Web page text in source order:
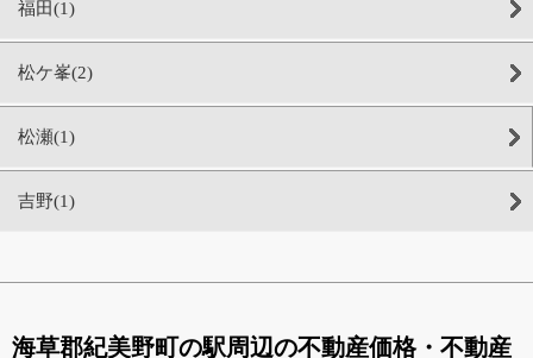
福田(1)
松ケ峯(2)
松瀬(1)
吉野(1)
海草郡紀美野町の駅周辺の不動産価格・不動産